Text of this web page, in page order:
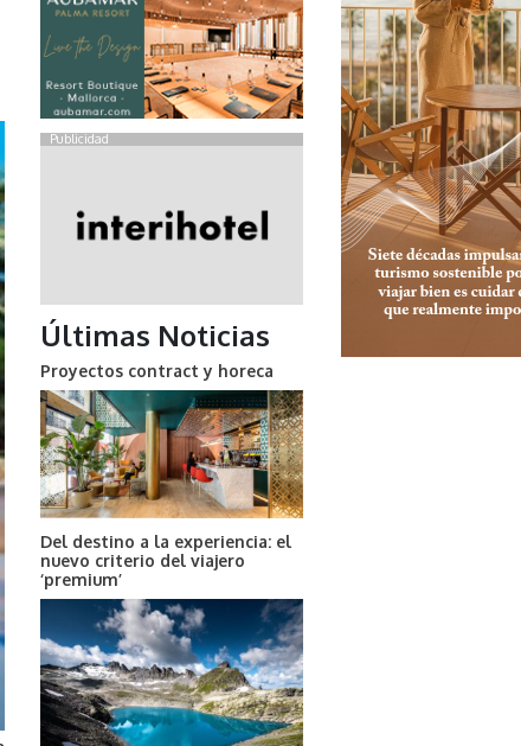
Publicidad
Últimas Noticias
Proyectos contract y horeca
Del destino a la experiencia: el
nuevo criterio del viajero
‘premium’